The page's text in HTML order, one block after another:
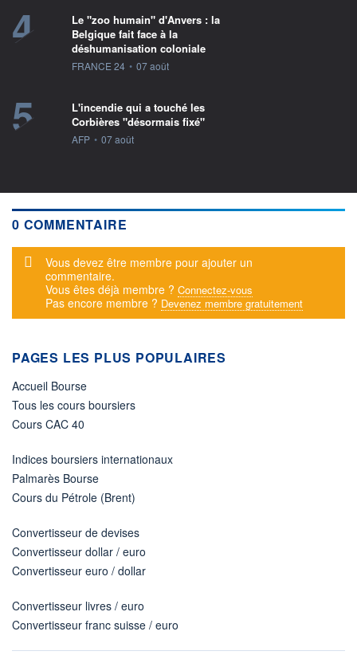
4
Le "zoo humain" d'Anvers : la
Belgique fait face à la
déshumanisation coloniale
information fournie par
FRANCE 24 • 07 août
5
L'incendie qui a touché les
Corbières "désormais fixé"
information fournie par
AFP • 07 août
0 COMMENTAIRE
Message d'alerte
Vous devez être membre pour ajouter un
commentaire.
Vous êtes déjà membre ? Connectez-vous
Pas encore membre ? Devenez membre gratuitement
PAGES LES PLUS POPULAIRES
Accueil Bourse
Tous les cours boursiers
Cours CAC 40
Indices boursiers internationaux
Palmarès Bourse
Cours du Pétrole (Brent)
Convertisseur de devises
Convertisseur dollar / euro
Convertisseur euro / dollar
Convertisseur livres / euro
Convertisseur franc suisse / euro